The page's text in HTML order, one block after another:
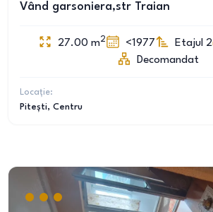
Vând garsoniera,str Traian
27.00 m2 <1977 Etajul 2
Decomandat
Locație:
Pitești, Centru